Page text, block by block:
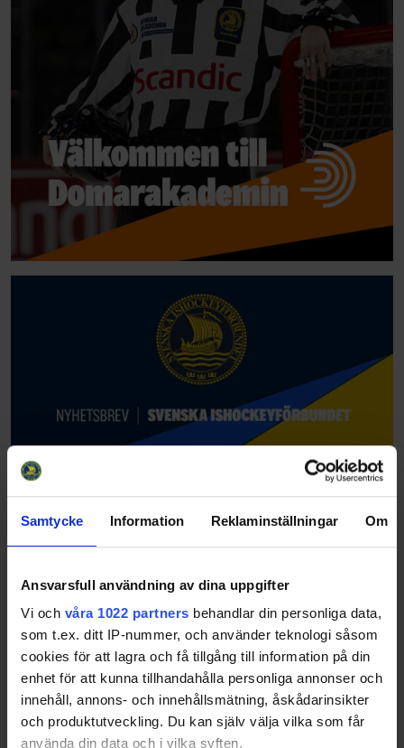
Samtycke Information Reklaminställningar Om
Ansvarsfull användning av dina uppgifter
Vi och våra 1022 partners behandlar din personliga data,
som t.ex. ditt IP-nummer, och använder teknologi såsom
cookies för att lagra och få tillgång till information på din
enhet för att kunna tillhandahålla personliga annonser och
innehåll, annons- och innehållsmätning, åskådarinsikter
och produktutveckling. Du kan själv välja vilka som får
använda din data och i vilka syften.